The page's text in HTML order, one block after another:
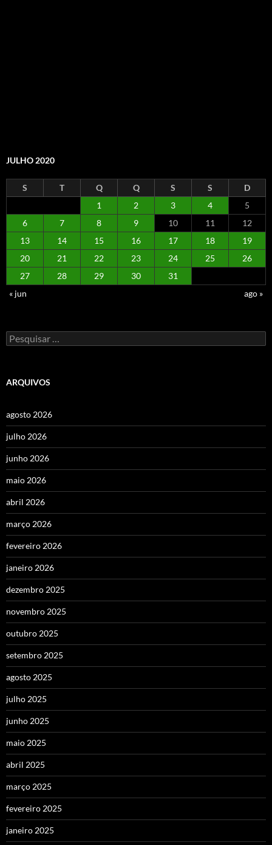
JULHO 2020
S T Q Q S S
D
1
2 3 4
5
6
7 8 9 10 11
12
13
14 15 16 17 18
19
20
21 22 23 24 25
26
27
28 29 30
31
« jun
ago »
Pesquisar
por:
ARQUIVOS
agosto 2026
julho 2026
junho 2026
maio 2026
abril 2026
março 2026
fevereiro 2026
janeiro 2026
dezembro 2025
novembro 2025
outubro 2025
setembro 2025
agosto 2025
julho 2025
junho 2025
maio 2025
abril 2025
março 2025
fevereiro 2025
janeiro 2025